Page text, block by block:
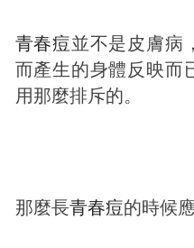
青春痘並不是皮膚病
而產生的身體反映而
用那麼排斥的。
那麼長青春痘的時候